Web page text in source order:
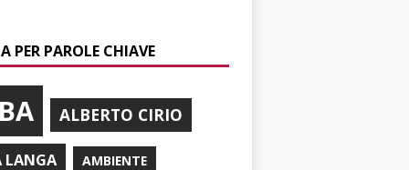
PER PAROLE CHIAVE
ALBERTO CIRIO
LANGA AMBIENTE